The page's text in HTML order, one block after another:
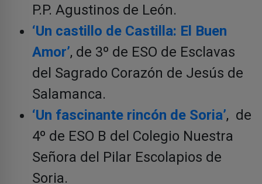
P.P. Agustinos de León.
‘Un castillo de Castilla: El Buen
Amor’, de 3º de ESO de Esclavas
del Sagrado Corazón de Jesús de
Salamanca.
‘Un fascinante rincón de Soria’, de
4º de ESO B del Colegio Nuestra
Señora del Pilar Escolapios de
Soria.